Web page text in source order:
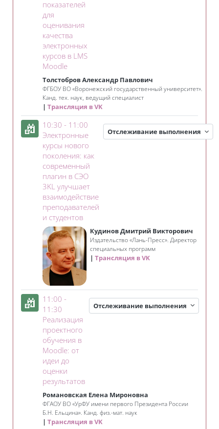
показателей
для
оценивания
качества
электронных
курсов в LMS
MoodleЗанятие 3KL
Толстобров Александр Павлович
ФГБОУ ВО «Воронежский государственный университет».
Канд. тех. наук, ведущий специалист
Трансляция в VK
10:30 - 11:00
Электронные
курсы нового
поколения: как
современный
плагин в CЭO
3KL улучшает
взаимодействие
преподавателей
и студентовЗанятие 3KL
Отслеживание выполнения
Кудинов Дмитрий Викторович
Издательство «Лань-Пресс». Директор
специальных программ
Трансляция в VK
11:00 -
11:30
Реализация
проектного
обучения в
Moodle: от
идеи до
оценки
результатовЗанятие 3KL
Отслеживание выполнения
Романовская Елена Мироновна
ФГАОУ ВО «УрФУ имени первого Президента России
Б.Н. Ельцина». Канд. физ.-мат. наук
Трансляция в VK